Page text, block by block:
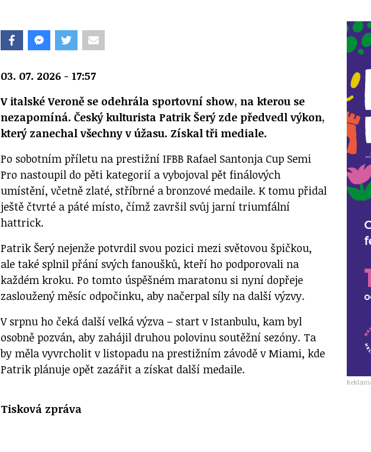
03. 07. 2026 - 17:57
V italské Veroně se odehrála sportovní show, na kterou se
nezapomíná. Český kulturista Patrik Šerý zde předvedl výkon,
který zanechal všechny v úžasu. Získal tři mediale.
Po sobotním příletu na prestižní IFBB Rafael Santonja Cup Semi
Pro nastoupil do pěti kategorií a vybojoval pět finálových
umístění, včetně zlaté, stříbrné a bronzové medaile. K tomu přidal
ještě čtvrté a páté místo, čímž završil svůj jarní triumfální
hattrick.
Patrik Šerý nejenže potvrdil svou pozici mezi světovou špičkou,
ale také splnil přání svých fanoušků, kteří ho podporovali na
každém kroku. Po tomto úspěšném maratonu si nyní dopřeje
zasloužený měsíc odpočinku, aby načerpal síly na další výzvy.
V srpnu ho čeká další velká výzva – start v Istanbulu, kam byl
osobně pozván, aby zahájil druhou polovinu soutěžní sezóny. Ta
by měla vyvrcholit v listopadu na prestižním závodě v Miami, kde
Patrik plánuje opět zazářit a získat další medaile.
Tisková zpráva